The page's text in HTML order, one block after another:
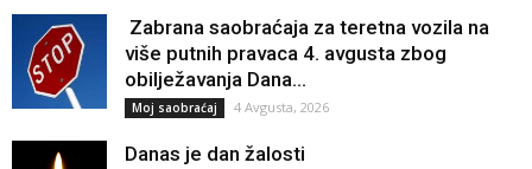
Zabrana saobraćaja za teretna vozila na
više putnih pravaca 4. avgusta zbog
obilježavanja Dana...
Moj saobraćaj 4 Avgusta, 2026
Danas je dan žalosti